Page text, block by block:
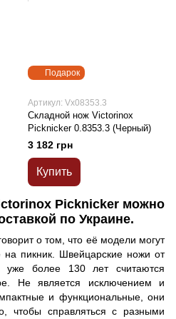
Подарок
Артикул: Vx08353.3
Складной нож Victorinox
Picknicker 0.8353.3 (Черный)
3 182 грн
Купить
Picknicker можно
по Украине.
о том, что её модели могут
на пикник. Швейцарские ножи от
уже более 130 лет считаются
Не является исключением и
и функциональные, они
чтобы справляться с разными